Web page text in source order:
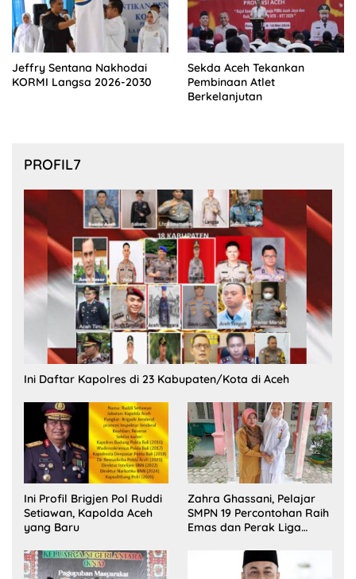
Jeffry Sentana Nakhodai
KORMI Langsa 2026-2030
Sekda Aceh Tekankan
Pembinaan Atlet
Berkelanjutan
PROFIL7
Ini Daftar Kapolres di 23 Kabupaten/Kota di Aceh
Ini Profil Brigjen Pol Ruddi
Setiawan, Kapolda Aceh
yang Baru
Zahra Ghassani, Pelajar
SMPN 19 Percontohan Raih
Emas dan Perak Liga